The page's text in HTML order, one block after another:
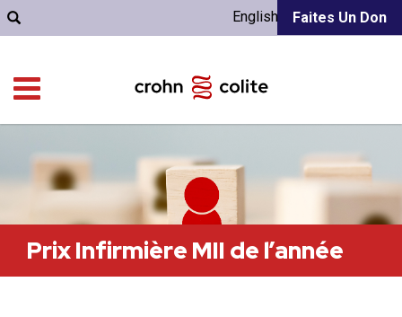
Faites Un Don
English
Prix Infirmière MII de l’année